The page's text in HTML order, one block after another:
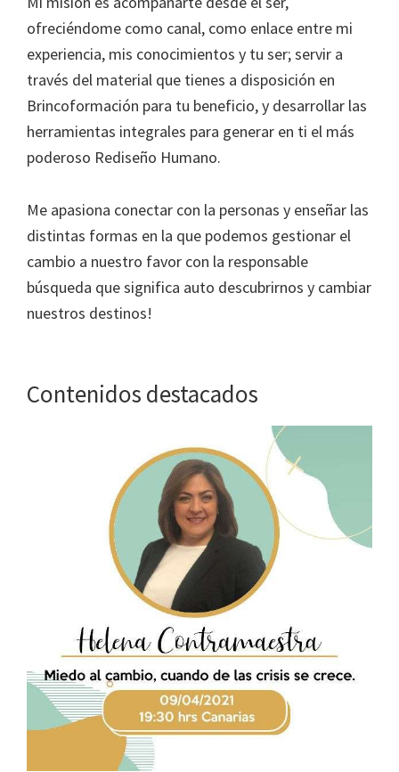
ofreciéndome como canal, como enlace entre mi
experiencia, mis conocimientos y tu ser; servir a
través del material que tienes a disposición en
Brincoformación para tu beneficio, y desarrollar las
herramientas integrales para generar en ti el más
poderoso Rediseño Humano.
Me apasiona conectar con la personas y enseñar las
distintas formas en la que podemos gestionar el
cambio a nuestro favor con la responsable
búsqueda que significa auto descubrirnos y cambiar
nuestros destinos!
Contenidos destacados